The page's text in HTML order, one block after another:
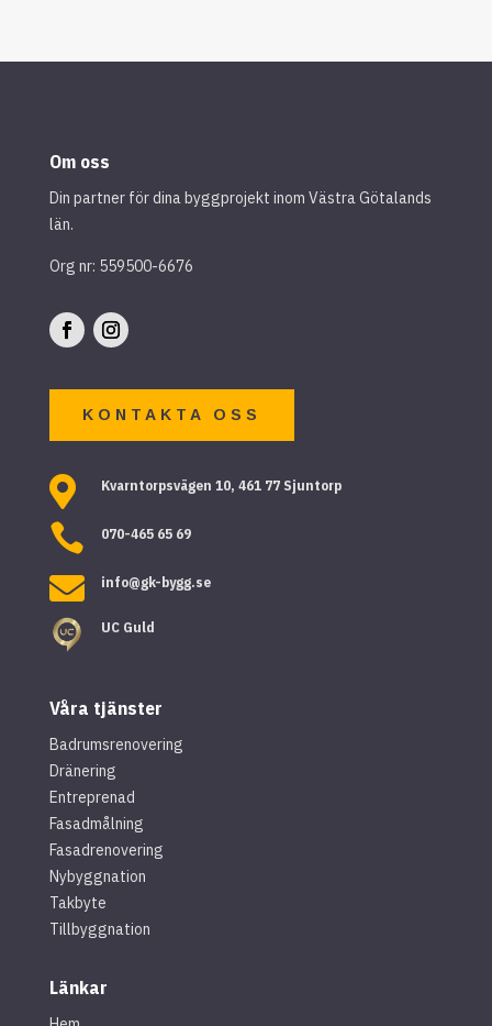
Om oss
Din partner för dina byggprojekt inom Västra Götalands
län.
Org nr: 559500-6676
KONTAKTA OSS
 Kvarntorpsvägen 10, 461 77 Sjuntorp
 070-465 65 69
 info@gk-bygg.se
UC Guld
Våra tjänster
Badrumsrenovering
Dränering
Entreprenad
Fasadmålning
Fasadrenovering
Nybyggnation
Takbyte
Tillbyggnation
Länkar